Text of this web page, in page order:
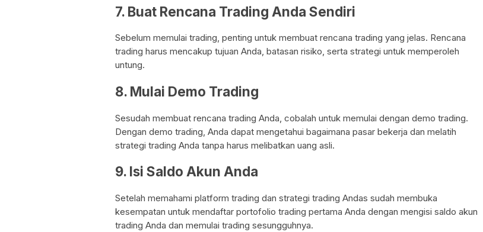
7. Buat Rencana Trading Anda Sendiri
Sebelum memulai trading, penting untuk membuat rencana trading yang jelas. Rencana
trading harus mencakup tujuan Anda, batasan risiko, serta strategi untuk memperoleh
untung.
8. Mulai Demo Trading
Sesudah membuat rencana trading Anda, cobalah untuk memulai dengan demo trading.
Dengan demo trading, Anda dapat mengetahui bagaimana pasar bekerja dan melatih
strategi trading Anda tanpa harus melibatkan uang asli.
9. Isi Saldo Akun Anda
Setelah memahami platform trading dan strategi trading Andas sudah membuka
kesempatan untuk mendaftar portofolio trading pertama Anda dengan mengisi saldo akun
trading Anda dan memulai trading sesungguhnya.